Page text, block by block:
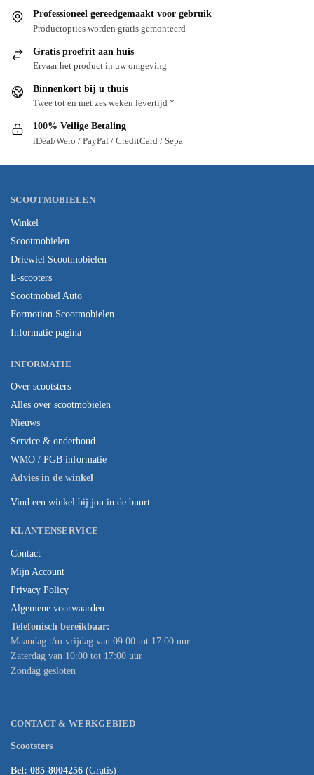
Professioneel gereedgemaakt voor gebruik
Productopties worden gratis gemonteerd
Gratis proefrit aan huis
Ervaar het product in uw omgeving
Binnenkort bij u thuis
Twee tot en met zes weken levertijd *
100% Veilige Betaling
iDeal/Wero / PayPal / CreditCard / Sepa
SCOOTMOBIELEN
Winkel
Scootmobielen
Driewiel Scootmobielen
E-scooters
Scootmobiel Auto
Formotion Scootmobielen
Informatie pagina
INFORMATIE
Over scootsters
Alles over scootmobielen
Nieuws
Service & onderhoud
WMO / PGB informatie
Advies in de winkel
Vind een winkel bij jou in de buurt
KLANTENSERVICE
Contact
Mijn Account
Privacy Policy
Algemene voorwaarden
Telefonisch bereikbaar:
Maandag t/m vrijdag van 09:00 tot 17:00 uur
Zaterdag van 10:00 tot 17:00 uur
Zondag gesloten
CONTACT & WERKGEBIED
Scootsters
Bel: 085-8004256 (Gratis)